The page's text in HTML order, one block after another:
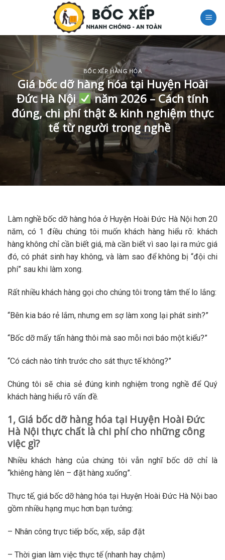
BỐC XẾP HÀNG HÓA
Giá bốc dỡ hàng hóa tại Huyện Hoài
Đức Hà Nội
năm 2026 – Cách tính
đúng, chi phí thật & kinh nghiệm thực
tế từ người trong nghề
Làm nghề bốc dỡ hàng hóa ở Huyện Hoài Đức Hà Nội hơn 20
năm, có 1 điều chúng tôi muốn khách hàng hiểu rõ: khách
hàng không chỉ cần biết giá, mà cần biết vì sao lại ra mức giá
đó, có phát sinh hay không, và làm sao để không bị “đội chi
phí” sau khi làm xong.
Rất nhiều khách hàng gọi cho chúng tôi trong tâm thế lo lắng:
“Bên kia báo rẻ lắm, nhưng em sợ làm xong lại phát sinh?”
“Bốc dỡ mấy tấn hàng thôi mà sao mỗi nơi báo một kiểu?”
“Có cách nào tính trước cho sát thực tế không?”
Chúng tôi sẽ chia sẻ đúng kinh nghiệm trong nghề để Quý
khách hàng hiểu rõ vấn đề.
1, Giá bốc dỡ hàng hóa tại Huyện Hoài Đức
Hà Nội thực chất là chi phí cho những công
việc gì?
Nhiều khách hàng của chúng tôi vẫn nghĩ bốc dỡ chỉ là
“khiêng hàng lên – đặt hàng xuống”.
Thực tế, giá bốc dỡ hàng hóa tại Huyện Hoài Đức Hà Nội bao
gồm nhiều hạng mục hơn bạn tưởng:
– Nhân công trực tiếp bốc, xếp, sắp đặt
– Thời gian làm việc thực tế (nhanh hay chậm)